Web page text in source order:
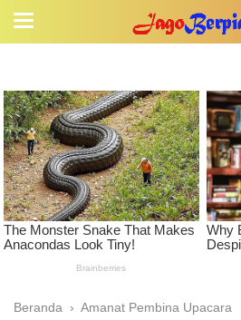
Beranda › Amanat Pembina Upacara